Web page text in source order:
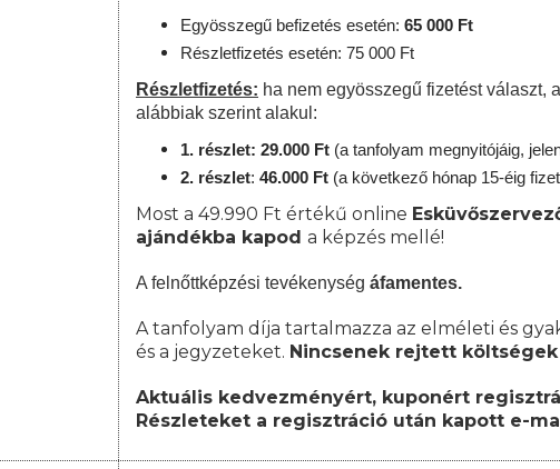
Egyösszegű befizetés esetén: 65 000 Ft
Részletfizetés esetén: 75 000 Ft
Részletfizetés: ha nem egyösszegű fizetést választ,
alábbiak szerint alakul:
1. részlet: 29.000 Ft (a tanfolyam megnyitójáig,
2. részlet: 46.000 Ft (a következő hónap 15-éig
Most a 49.990 Ft értékű online
ajándékba kapod a képzés mellé!
A felnőttképzési tevékenység áfamentes.
A tanfolyam díja tartalmazza az elméleti és
és a jegyzeteket. Nincsenek rejtett
Aktuális kedvezményért, kuponért
Részleteket a regisztráció után kapott e-